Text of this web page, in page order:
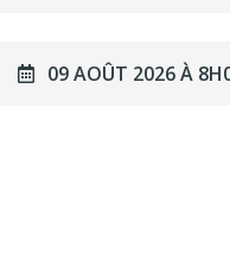
09 AOÛT 2026 À